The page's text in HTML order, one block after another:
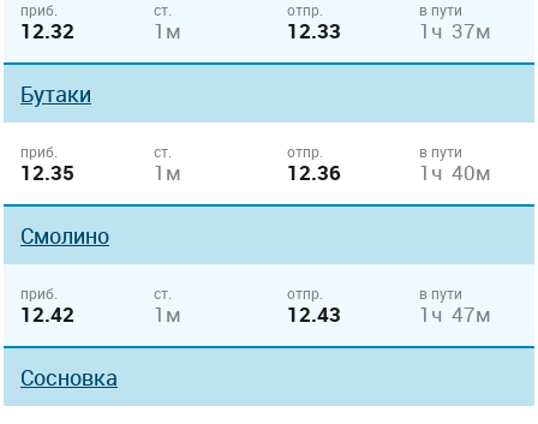
приб.
12.32
ст.
1м
отпр.
12.33
в пути
1ч 37м
Бутаки
приб.
12.35
ст.
1м
отпр.
12.36
в пути
1ч 40м
Смолино
приб.
12.42
ст.
1м
отпр.
12.43
в пути
1ч 47м
Сосновка